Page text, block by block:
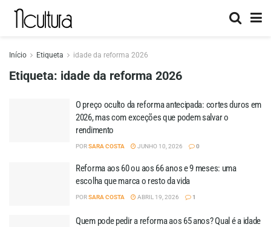
Início Etiqueta idade da reforma 2026
Etiqueta: idade da reforma 2026
O preço oculto da reforma antecipada: cortes duros em
2026, mas com exceções que podem salvar o
rendimento
PORSARA COSTA JUNHO 10, 2026 0
Reforma aos 60 ou aos 66 anos e 9 meses: uma
escolha que marca o resto da vida
PORSARA COSTA ABRIL 19, 2026 1
Quem pode pedir a reforma aos 65 anos? Qual é a idade